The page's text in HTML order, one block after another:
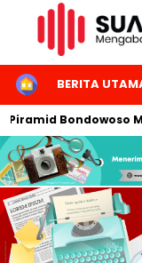
HOMEBERITA
Bondowoso